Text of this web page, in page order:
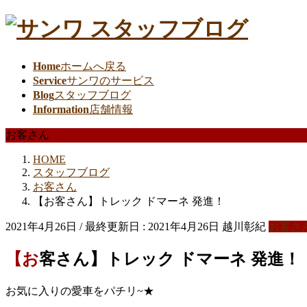
Homeホームへ戻る
Serviceサンワのサービス
Blogスタッフブログ
Information店舗情報
お客さん
HOME
スタッフブログ
お客さん
【お客さん】トレック ドマーネ 発進！
2021年4月26日 / 最終更新日 : 2021年4月26日 越川彰紀 お客さ
【お客さん】トレック ドマーネ 発進！
お気に入りの愛車をパチリ~★